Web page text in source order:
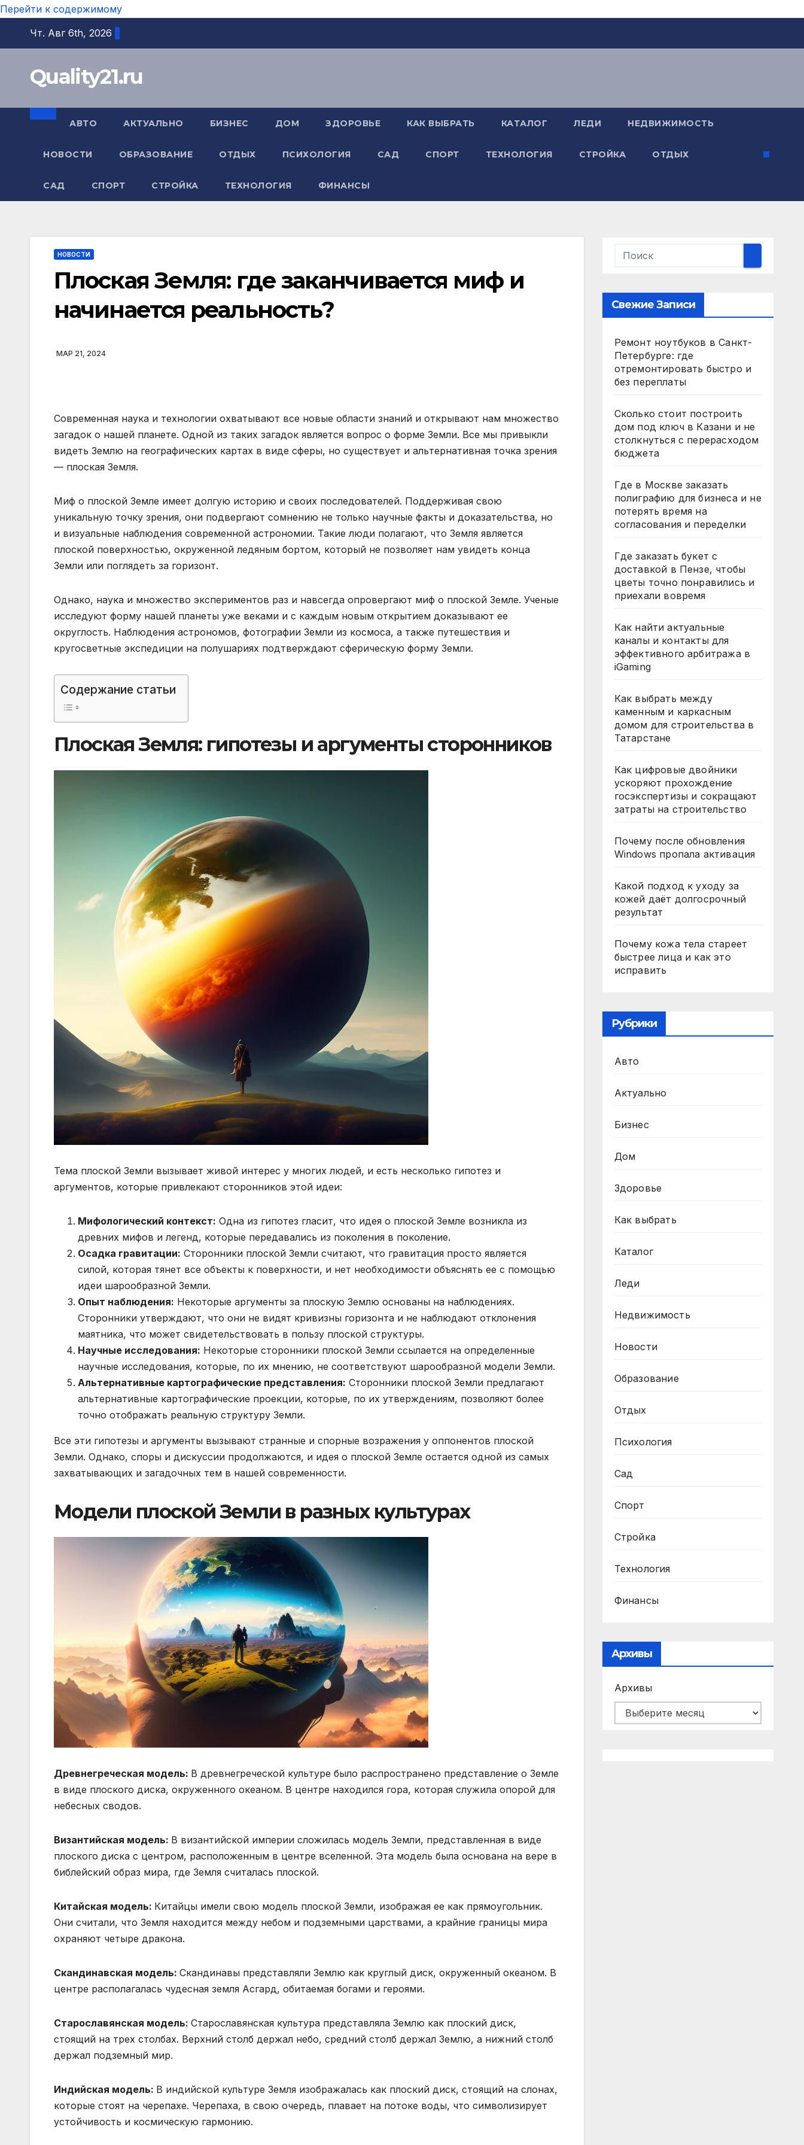
Перейти к содержимому
Чт. Авг 6th, 2026
Quality21.ru
АВТО АКТУАЛЬНО БИЗНЕС ДОМ ЗДОРОВЬЕ КАК ВЫБРАТЬ КАТАЛОГ ЛЕДИ НЕДВИЖИМОСТЬ
НОВОСТИ ОБРАЗОВАНИЕ ОТДЫХ ПСИХОЛОГИЯ САД СПОРТ ТЕХНОЛОГИЯ СТРОЙКА ОТДЫХ
САД СПОРТ СТРОЙКА ТЕХНОЛОГИЯ ФИНАНСЫ
НОВОСТИ
Плоская Земля: где заканчивается миф и
начинается реальность?
МАР 21, 2024
Современная наука и технологии охватывают все новые области знаний и открывают нам множество
загадок о нашей планете. Одной из таких загадок является вопрос о форме Земли. Все мы привыкли
видеть Землю на географических картах в виде сферы, но существует и альтернативная точка зрения
— плоская Земля.
Миф о плоской Земле имеет долгую историю и своих последователей. Поддерживая свою
уникальную точку зрения, они подвергают сомнению не только научные факты и доказательства, но
и визуальные наблюдения современной астрономии. Такие люди полагают, что Земля является
плоской поверхностью, окруженной ледяным бортом, который не позволяет нам увидеть конца
Земли или поглядеть за горизонт.
Однако, наука и множество экспериментов раз и навсегда опровергают миф о плоской Земле. Ученые
исследуют форму нашей планеты уже веками и с каждым новым открытием доказывают ее
округлость. Наблюдения астрономов, фотографии Земли из космоса, а также путешествия и
кругосветные экспедиции на полушариях подтверждают сферическую форму Земли.
Содержание статьи
Плоская Земля: гипотезы и аргументы сторонников
Тема плоской Земли вызывает живой интерес у многих людей, и есть несколько гипотез и
аргументов, которые привлекают сторонников этой идеи:
Мифологический контекст: Одна из гипотез гласит, что идея о плоской Земле возникла из
древних мифов и легенд, которые передавались из поколения в поколение.
Осадка гравитации: Сторонники плоской Земли считают, что гравитация просто является
силой, которая тянет все объекты к поверхности, и нет необходимости объяснять ее с помощью
идеи шарообразной Земли.
Опыт наблюдения: Некоторые аргументы за плоскую Землю основаны на наблюдениях.
Сторонники утверждают, что они не видят кривизны горизонта и не наблюдают отклонения
маятника, что может свидетельствовать в пользу плоской структуры.
Научные исследования: Некоторые сторонники плоской Земли ссылается на определенные
научные исследования, которые, по их мнению, не соответствуют шарообразной модели Земли.
Альтернативные картографические представления: Сторонники плоской Земли предлагают
альтернативные картографические проекции, которые, по их утверждениям, позволяют более
точно отображать реальную структуру Земли.
Все эти гипотезы и аргументы вызывают странные и спорные возражения у оппонентов плоской
Земли. Однако, споры и дискуссии продолжаются, и идея о плоской Земле остается одной из самых
захватывающих и загадочных тем в нашей современности.
Модели плоской Земли в разных культурах
Древнегреческая модель: В древнегреческой культуре было распространено представление о Земле
в виде плоского диска, окруженного океаном. В центре находился гора, которая служила опорой для
небесных сводов.
Византийская модель: В византийской империи сложилась модель Земли, представленная в виде
плоского диска с центром, расположенным в центре вселенной. Эта модель была основана на вере в
библейский образ мира, где Земля считалась плоской.
Китайская модель: Китайцы имели свою модель плоской Земли, изображая ее как прямоугольник.
Они считали, что Земля находится между небом и подземными царствами, а крайние границы мира
охраняют четыре дракона.
Скандинавская модель: Скандинавы представляли Землю как круглый диск, окруженный океаном. В
центре располагалась чудесная земля Асгард, обитаемая богами и героями.
Старославянская модель: Старославянская культура представляла Землю как плоский диск,
стоящий на трех столбах. Верхний столб держал небо, средний столб держал Землю, а нижний столб
держал подземный мир.
Индийская модель: В индийской культуре Земля изображалась как плоский диск, стоящий на слонах,
которые стоят на черепахе. Черепаха, в свою очередь, плавает на потоке воды, что символизирует
устойчивость и космическую гармонию.
Свежие Записи
Ремонт ноутбуков в Санкт-
Петербурге: где
отремонтировать быстро и
без переплаты
Сколько стоит построить
дом под ключ в Казани и не
столкнуться с перерасходом
бюджета
Где в Москве заказать
полиграфию для бизнеса и не
потерять время на
согласования и переделки
Где заказать букет с
доставкой в Пензе, чтобы
цветы точно понравились и
приехали вовремя
Как найти актуальные
каналы и контакты для
эффективного арбитража в
iGaming
Как выбрать между
каменным и каркасным
домом для строительства в
Татарстане
Как цифровые двойники
ускоряют прохождение
госэкспертизы и сокращают
затраты на строительство
Почему после обновления
Windows пропала активация
Какой подход к уходу за
кожей даёт долгосрочный
результат
Почему кожа тела стареет
быстрее лица и как это
исправить
Рубрики
Авто
Актуально
Бизнес
Дом
Здоровье
Как выбрать
Каталог
Леди
Недвижимость
Новости
Образование
Отдых
Психология
Сад
Спорт
Стройка
Технология
Финансы
Архивы
Архивы